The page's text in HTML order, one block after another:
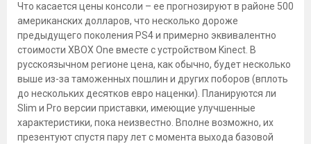
Что касается цены консоли – ее прогнозируют в районе 500
американских долларов, что несколько дороже
предыдущего поколения PS4 и примерно эквивалентно
стоимости XBOX One вместе с устройством Kinect. В
русскоязычном регионе цена, как обычно, будет несколько
выше из-за таможенных пошлин и других поборов (вплоть
до нескольких десятков евро наценки). Планируются ли
Slim и Pro версии приставки, имеющие улучшенные
характеристики, пока неизвестно. Вполне возможно, их
презентуют спустя пару лет с момента выхода базовой